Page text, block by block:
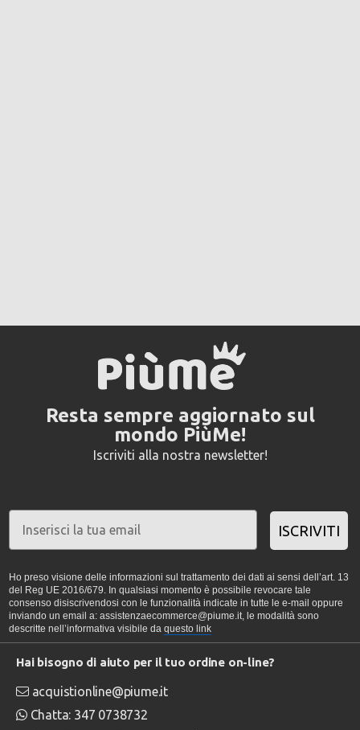
Resta sempre aggiornato sul
mondo PiùMe!
Iscriviti alla nostra newsletter!
ISCRIVITI
Ho preso visione delle informazioni sul trattamento dei dati ai sensi dell’art. 13
del Reg UE 2016/679. In qualsiasi momento è possibile revocare tale
consenso disiscrivendosi con le funzionalità indicate in tutte le e-mail oppure
inviando un email a: assistenzaecommerce@piume.it, le modalità sono
descritte nell’informativa visibile da questo link
Hai bisogno di aiuto per il tuo ordine on-line?
acquistionline@piume.it
Chatta: 347 0738732